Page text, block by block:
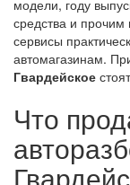
модели, году
средства и
сервисы
автомагазинам.
Гвардейское
Что